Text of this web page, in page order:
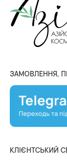
ЗАМОВЛЕННЯ,
КЛІЄНТСЬКИЙ